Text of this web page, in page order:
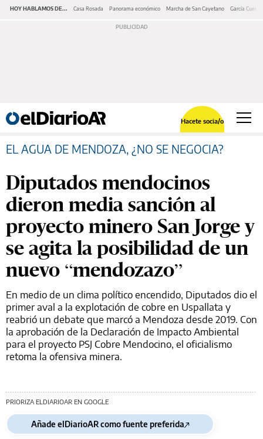
HOY HABLAMOS DE... Casa Rosada Panorama económico Marcha de San Cayetano García Cuerva
Hacete socia/o
EL AGUA DE MENDOZA, ¿NO SE NEGOCIA?
Diputados mendocinos
dieron media sanción al
proyecto minero San Jorge y
se agita la posibilidad de un
nuevo “mendozazo”
En medio de un clima político encendido, Diputados dio el
primer aval a la explotación de cobre en Uspallata y
reabrió un debate que marcó a Mendoza desde 2019. Con
la aprobación de la Declaración de Impacto Ambiental
para el proyecto PSJ Cobre Mendocino, el oficialismo
retoma la ofensiva minera.
PRIORIZA ELDIARIOAR EN GOOGLE
Añade elDiarioAR como fuente preferida